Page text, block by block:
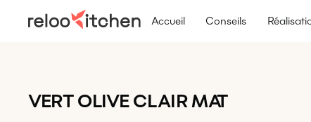
Accueil Conseils
VERT OLIVE CLAIR MAT